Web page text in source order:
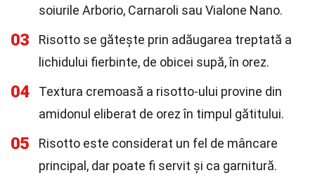
soiurile Arborio, Carnaroli sau Vialone Nano.
03
Risotto se gătește prin adăugarea treptată a
lichidului fierbinte, de obicei supă, în orez.
04
Textura cremoasă a risotto-ului provine din
amidonul eliberat de orez în timpul gătitului.
05
Risotto este considerat un fel de mâncare
principal, dar poate fi servit și ca garnitură.